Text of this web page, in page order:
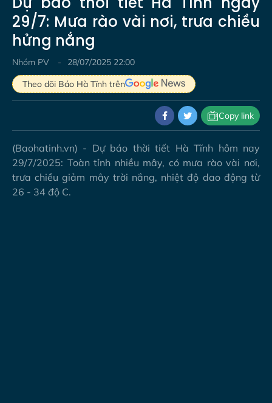
29/7: Mưa rào vài nơi, trưa chiều
hửng nắng
Nhóm PV
28/07/2025 22:00
Theo dõi Báo Hà Tĩnh trên
Copy link
(Baohatinh.vn) - Dự báo thời tiết Hà Tĩnh hôm nay
29/7/2025: Toàn tỉnh nhiều mây, có mưa rào vài nơi,
trưa chiều giảm mây trời nắng, nhiệt độ dao động từ
26 - 34 độ C.